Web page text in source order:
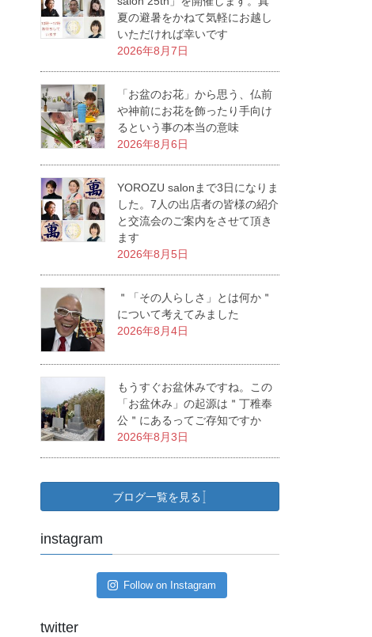
夏の避暑をかねて気軽にお越し
いただければ幸いです
2026年8月7日
「お盆のお花」から思う、仏前
や神前にお花を飾ったり手向け
るという事の本当の意味
2026年8月6日
YOROZU salonまで3日になりま
した。7人の出店者の皆様の紹介
と交流会のご案内をさせて頂き
ます
2026年8月5日
＂「その人らしさ」とは何か＂
について考えてみました
2026年8月4日
もうすぐお盆休みですね。この
「お盆休み」の起源は＂丁稚奉
公＂にあるってご存知ですか
2026年8月3日
ブログ一覧を見る
instagram
Follow on Instagram
twitter